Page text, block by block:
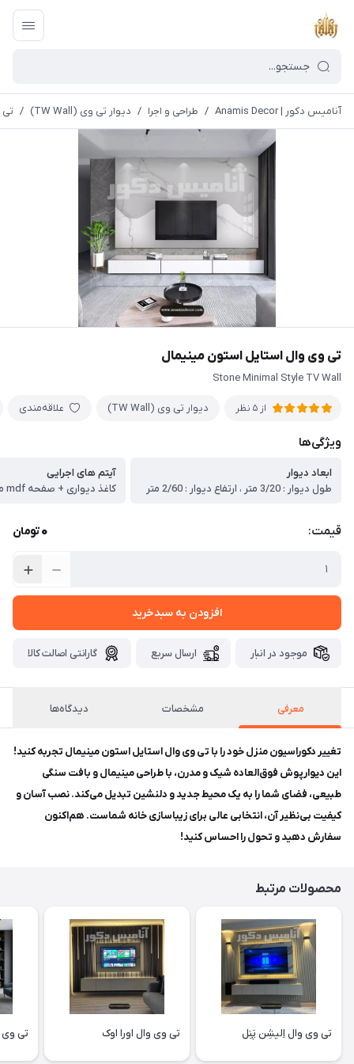
آنامیس دکور | Anamis Decor / طراحی و اجرا / دیوار تی وی (TW Wall) / تی
تی وی وال استایل استون مینیمال
Stone Minimal Style TV Wall
از 5 نظر دیوار تی وی (TW Wall) علاقه‌مندی
ویژگی‌ها
ابعاد دیوار
طول دیوار : 3/20 متر ، ارتفاع دیوار : 2/60 متر
آیتم های اجرایی
قیمت: 0تومان
افزودن به سبدخرید
موجود در انبار ارسال سریع گارانتی اصالت کالا
معرفی مشخصات دیدگاه‌ها
تغییر دکوراسیون منزل خود را با تی وی وال استایل استون مینیمال تجربه کنید!
این دیوارپوش فوق‌العاده شیک و مدرن، با طراحی مینیمال و بافت سنگی
طبیعی، فضای شما را به یک محیط جدید و دلنشین تبدیل می‌کند. نصب آسان و
کیفیت بی‌نظیر آن، انتخابی عالی برای زیباسازی خانه شماست. هم‌اکنون
سفارش دهید و تحول را احساس کنید!
محصولات مرتبط
تی وی وال اِلیشِن پَنِل تی وی وال اورا اوک تی وی